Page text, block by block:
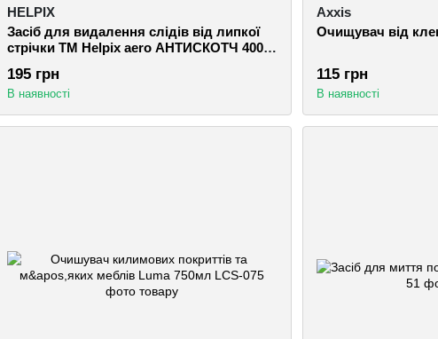
HELPIX
Засіб для видалення слідів від липкої
стрічки TM Helpix aero АНТИСКОТЧ 400
195 грн
В наявності
Axxis
Очищувач від
115 грн
В наявності